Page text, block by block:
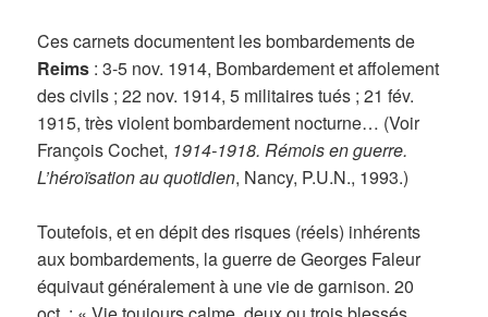
Ces carnets documentent les bombardements de
Reims : 3-5 nov. 1914, Bombardement et affolement
des civils ; 22 nov. 1914, 5 militaires tués ; 21 fév.
1915, très violent bombardement nocturne… (Voir
François Cochet, 1914-1918. Rémois en guerre.
L’héroïsation au quotidien, Nancy, P.U.N., 1993.)
Toutefois, et en dépit des risques (réels) inhérents
aux bombardements, la guerre de Georges Faleur
équivaut généralement à une vie de garnison. 20